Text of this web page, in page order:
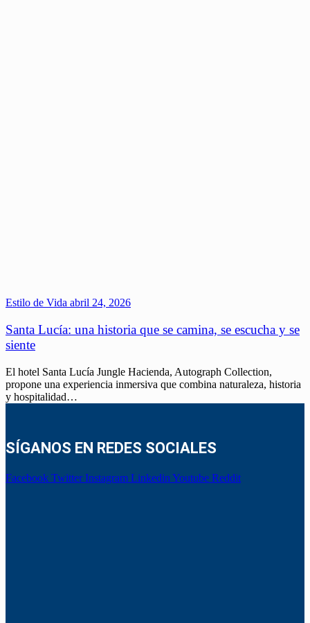
Estilo de Vida abril 24, 2026
Santa Lucía: una historia que se camina, se escucha y se
siente
El hotel Santa Lucía Jungle Hacienda, Autograph Collection,
propone una experiencia inmersiva que combina naturaleza, historia
y hospitalidad…
SÍGANOS EN REDES SOCIALES
Facebook Twitter Instagram Linkedin Youtube Reddit